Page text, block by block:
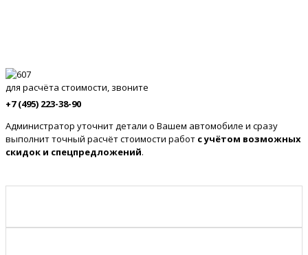
для расчёта стоимости, звоните
+7 (495) 223-38-90
Администратор уточнит детали о Вашем автомобиле и сразу
выполнит точный расчёт стоимости работ с учётом возможных
скидок и спецпредложений.